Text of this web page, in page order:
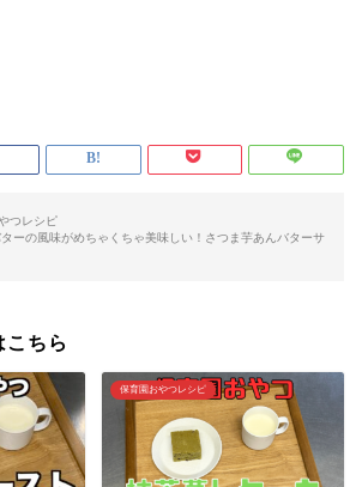
つレシピ
ターの風味がめちゃくちゃ美味しい！さつま芋あんバターサ
こちら
保育園おやつレシピ